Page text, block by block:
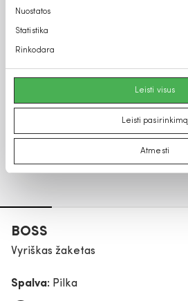
pasirinkimas
Nuostatos
Statistika
Rinkodara
Leisti visus
Leisti pasirinkimą
Atmesti
BOSS
Vyriškas žaketas
Spalva: Pilka